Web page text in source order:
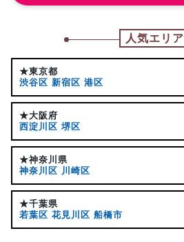
人気エリア
★東京都
渋谷区 新宿区 港区
★大阪府
西淀川区 堺区
★神奈川県
神奈川区 川崎区
★千葉県
若葉区 花見川区 船橋市